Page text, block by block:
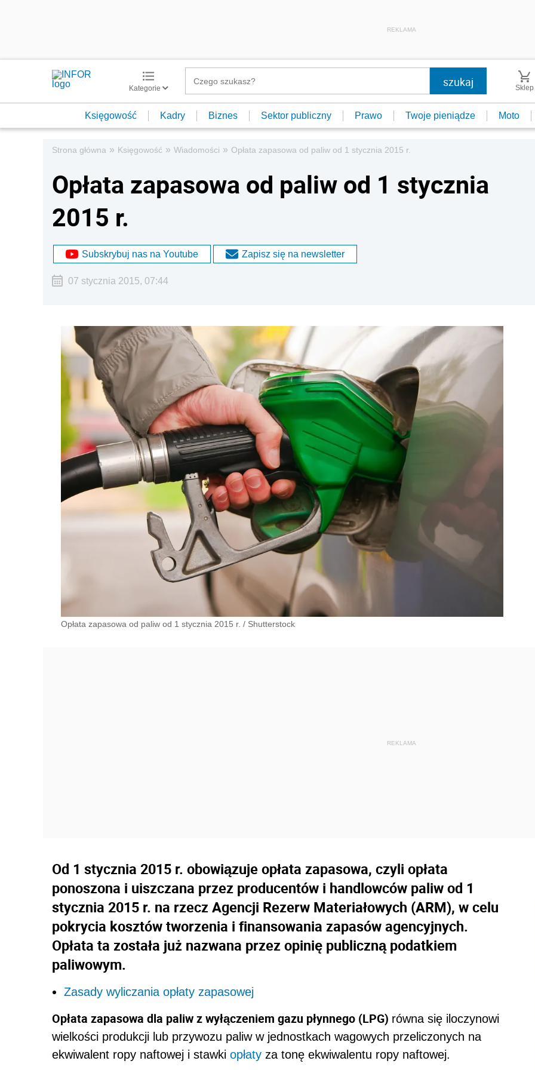
REKLAMA
Kategorie Sklep
Księgowość Kadry Biznes Sektor publiczny Prawo Twoje pieniądze Moto
Strona główna » Księgowość » Wiadomości » Opłata zapasowa od paliw od 1 stycznia 2015 r.
Opłata zapasowa od paliw od 1 stycznia
2015 r.
Subskrybuj nas na Youtube Zapisz się na newsletter
07 stycznia 2015, 07:44
Opłata zapasowa od paliw od 1 stycznia 2015 r. / Shutterstock
Od 1 stycznia 2015 r. obowiązuje opłata zapasowa, czyli opłata
ponoszona i uiszczana przez producentów i handlowców paliw od 1
stycznia 2015 r. na rzecz Agencji Rezerw Materiałowych (ARM), w celu
pokrycia kosztów tworzenia i finansowania zapasów agencyjnych.
Opłata ta została już nazwana przez opinię publiczną podatkiem
paliwowym.
Zasady wyliczania opłaty zapasowej
Opłata zapasowa dla paliw z wyłączeniem gazu płynnego (LPG) równa się iloczynowi
wielkości produkcji lub przywozu paliw w jednostkach wagowych przeliczonych na
ekwiwalent ropy naftowej i stawki opłaty za tonę ekwiwalentu ropy naftowej.